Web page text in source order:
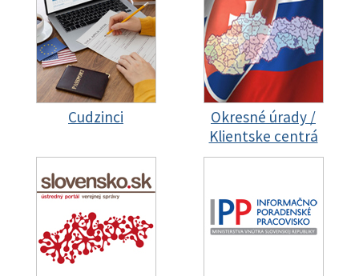
Cudzinci
Okresné úrady /
Klientske centrá